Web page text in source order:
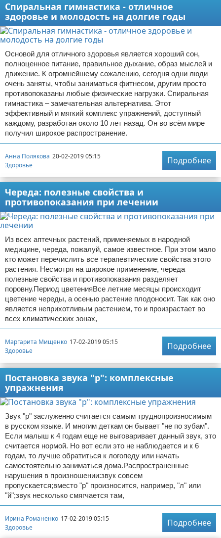
Спиральная гимнастика - отличное
здоровье и молодость на долгие годы
Основой для отличного здоровья является хороший сон,
полноценное питание, правильное дыхание, образ мыслей и
движение. К огромнейшему сожалению, сегодня одни люди
очень заняты, чтобы заниматься фитнесом, другим просто
противопоказаны любые физические нагрузки. Спиральная
гимнастика – замечательная альтернатива. Этот
эффективный и мягкий комплекс упражнений, доступный
каждому, разработан около 10 лет назад. Он во всём мире
получил широкое распространение.
Анна Полякова 20-02-2019 05:15
Здоровье
Подробнее
Череда: полезные свойства и
противопоказания при лечении
Из всех аптечных растений, применяемых в народной
медицине, череда, пожалуй, самое известное. При этом мало
кто может перечислить все терапевтические свойства этого
растения. Несмотря на широкое применение, череда
полезные свойства и противопоказания разделяет
поровну.Период цветенияВсе летние месяцы происходит
цветение череды, а осенью растение плодоносит. Так как оно
является неприхотливым растением, то и произрастает во
всех климатических зонах,
Маргарита Мищенко 17-02-2019 05:15
Здоровье
Подробнее
Постановка звука "р": комплексные
упражнения
Звук "р" заслуженно считается самым труднопроизносимым
в русском языке. И многим деткам он бывает "не по зубам".
Если малыш к 4 годам еще не выговаривает данный звук, это
считается нормой. Но вот если это не наблюдается и к 6
годам, то лучше обратиться к логопеду или начать
самостоятельно заниматься дома.Распространенные
нарушения в произношении:звук совсем
пропускается;вместо "р" произносится, например, "л" или
"й";звук несколько смягчается там,
Ирина Романенко 17-02-2019 05:15
Здоровье
Подробнее